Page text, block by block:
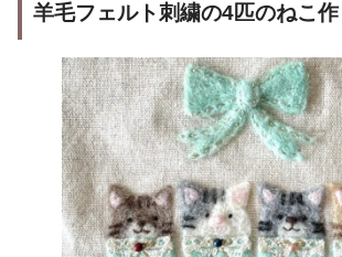
羊毛フェルト刺繍の4匹のねこ作